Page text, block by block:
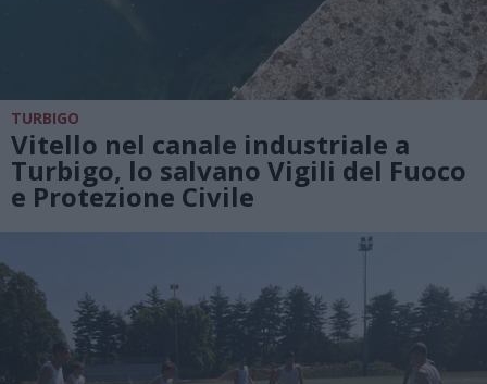
TURBIGO
Vitello nel canale industriale a
Turbigo, lo salvano Vigili del Fuoco
e Protezione Civile